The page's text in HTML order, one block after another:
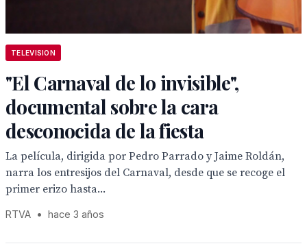
TELEVISION
"El Carnaval de lo invisible",
documental sobre la cara
desconocida de la fiesta
La película, dirigida por Pedro Parrado y Jaime Roldán,
narra los entresijos del Carnaval, desde que se recoge el
primer erizo hasta...
RTVA • hace 3 años